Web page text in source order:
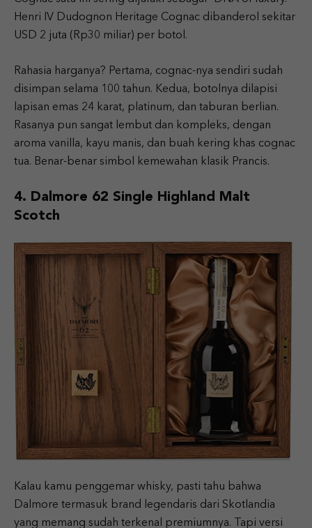
Henri IV Dudognon Heritage Cognac dibanderol sekitar
USD 2 juta (Rp30 miliar) per botol.
Rahasia harganya? Pertama, cognac-nya sendiri sudah
disimpan selama 100 tahun. Kedua, botolnya dilapisi
lapisan emas 24 karat, platinum, dan taburan berlian.
Rasanya pun sangat lembut dan kompleks, dengan
aroma vanilla, kayu manis, dan buah kering khas cognac
tua. Benar-benar simbol kemewahan klasik Prancis.
4. Dalmore 62 Single Highland Malt
Scotch
Kalau kamu penggemar whisky, pasti tahu bahwa
Dalmore termasuk brand legendaris dari Skotlandia
yang memang sudah terkenal premiumnya. Tapi versi